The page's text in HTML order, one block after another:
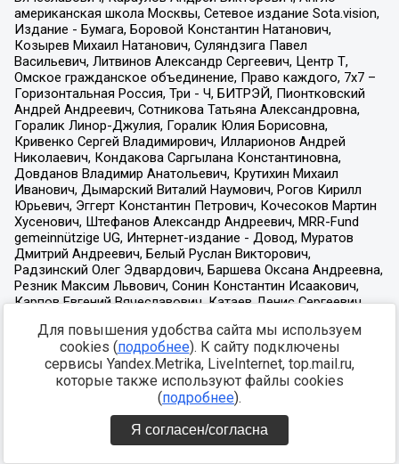
Для повышения удобства сайта мы используем
cookies (подробнее). К сайту подключены
сервисы Yandex.Metrika, LiveInternet, top.mail.ru,
которые также используют файлы cookies
(подробнее).
Я согласен/согласна